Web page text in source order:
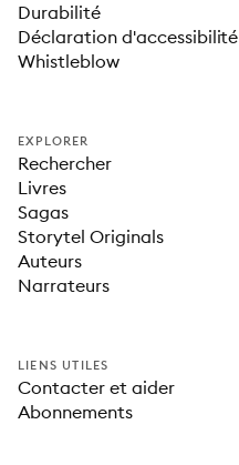
Durabilité
Déclaration d'accessibilité
Whistleblow
EXPLORER
Rechercher
Livres
Sagas
Storytel Originals
Auteurs
Narrateurs
LIENS UTILES
Contacter et aider
Abonnements